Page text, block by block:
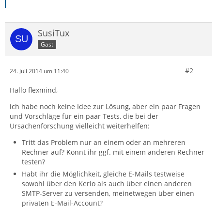
SusiTux
Gast
24. Juli 2014 um 11:40 #2
Hallo flexmind,
ich habe noch keine Idee zur Lösung, aber ein paar Fragen
und Vorschläge für ein paar Tests, die bei der
Ursachenforschung vielleicht weiterhelfen:
Tritt das Problem nur an einem oder an mehreren
Rechner auf? Könnt ihr ggf. mit einem anderen Rechner
testen?
Habt ihr die Möglichkeit, gleiche E-Mails testweise
sowohl über den Kerio als auch über einen anderen
SMTP-Server zu versenden, meinetwegen über einen
privaten E-Mail-Account?